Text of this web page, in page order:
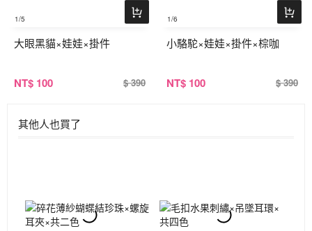
1/5
大眼黑貓×娃娃×掛件
NT$ 100 $ 390
1/6
小駱駝×娃娃×掛件×棕咖
NT$ 100 $ 390
其他人也買了